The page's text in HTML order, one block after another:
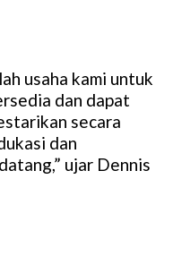
usaha kami untuk
dan dapat
secara
dan
ujar Dennis